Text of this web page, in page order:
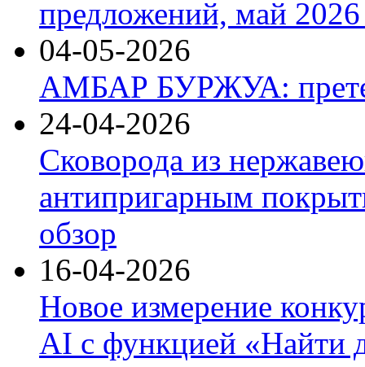
предложений, май 2026
04-05-2026
АМБАР БУРЖУА:
24-04-2026
Сковорода из
антипригарным
обзор
16-04-2026
Новое измерение
AI с функцией «Найти